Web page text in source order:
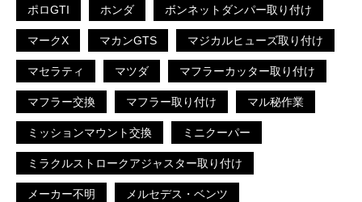
ポロGTI ホンダ ボンネットダンパー取り付け
マークX マカンGTS マジカルヒューズ取り付け
マセラティ マツダ マフラーカッター取り付け
マフラー交換 マフラー取り付け マル秘作業
ミッションマウント交換 ミニクーパー
ミラクルストロークアジャスター取り付け
メーカー不明 メルセデス・ベンツ